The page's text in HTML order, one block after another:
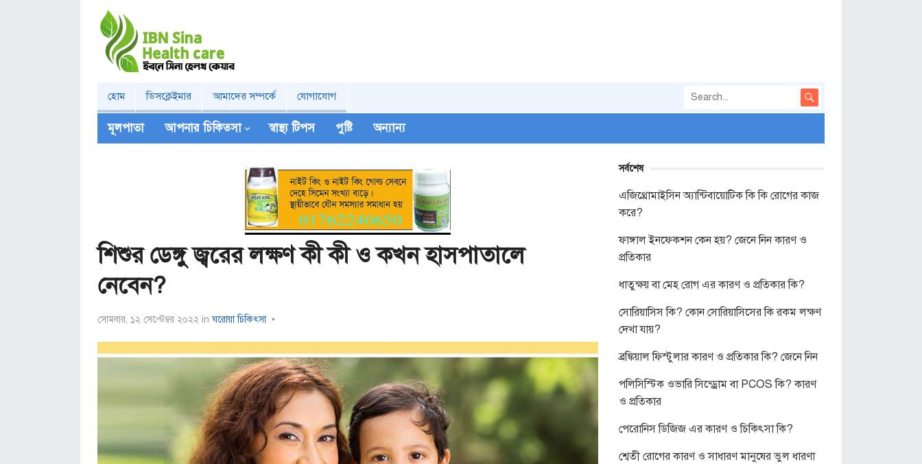
হোম ডিসক্লেইমার আমাদের সম্পর্কে যোগাযোগ
মূলপাতা আপনার চিকিত্‍সা স্বাস্থ্য টিপস পুষ্টি অন্যান্য
শিশুর ডেঙ্গু জ্বরের লক্ষণ কী কী ও কখন হাসপাতালে
নেবেন?
সোমবার, ১২ সেপ্টেম্বর ২০২২ inঘরোয়া চিকিৎসা •
সর্বশেষ
এজিথ্রোমাইসিন অ্যান্টিবায়োটিক কি কি রোগের কাজ
করে?
ফাঙ্গাল ইনফেকশন কেন হয়? জেনে নিন কারণ ও
প্রতিকার
ধাতুক্ষয় বা মেহ রোগ এর কারণ ও প্রতিকার কি?
সোরিয়াসিস কি? কোন সোরিয়াসিসের কি রকম লক্ষণ
দেখা যায়?
ব্রঙ্কিয়াল ফিস্টুলার কারণ ও প্রতিকার কি? জেনে নিন
পলিসিস্টিক ওভারি সিন্ড্রোম বা PCOS কি? কারণ
ও প্রতিকার
পেরোনিস ডিজিজ এর কারণ ও চিকিৎসা কি?
শ্বেতী রোগের কারণ ও সাধারণ মানুষের ভুল ধারণা